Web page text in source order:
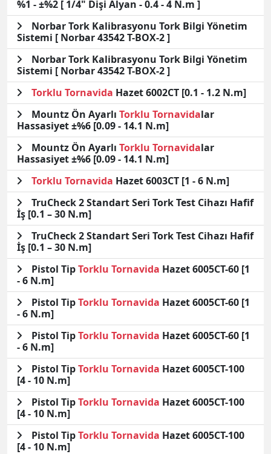
%1 - ±%2 [ 1/4" Dişi Alyan - 0.4 - 4 N.m ]
Norbar Tork Kalibrasyonu Tork Bilgi Yönetim
Sistemi [ Norbar 43542 T-BOX-2 ]
Norbar Tork Kalibrasyonu Tork Bilgi Yönetim
Sistemi [ Norbar 43542 T-BOX-2 ]
Torklu Tornavida Hazet 6002CT [0.1 - 1.2 N.m]
Mountz Ön Ayarlı Torklu Tornavidalar
Hassasiyet ±%6 [0.09 - 14.1 N.m]
Mountz Ön Ayarlı Torklu Tornavidalar
Hassasiyet ±%6 [0.09 - 14.1 N.m]
Torklu Tornavida Hazet 6003CT [1 - 6 N.m]
TruCheck 2 Standart Seri Tork Test Cihazı Hafif
İş [0.1 – 30 N.m]
TruCheck 2 Standart Seri Tork Test Cihazı Hafif
İş [0.1 – 30 N.m]
Pistol TipTorklu Tornavida Hazet 6005CT-60 [1
- 6 N.m]
Pistol TipTorklu Tornavida Hazet 6005CT-60 [1
- 6 N.m]
Pistol TipTorklu Tornavida Hazet 6005CT-60 [1
- 6 N.m]
Pistol TipTorklu Tornavida Hazet 6005CT-100
[4 - 10 N.m]
Pistol TipTorklu Tornavida Hazet 6005CT-100
[4 - 10 N.m]
Pistol TipTorklu Tornavida Hazet 6005CT-100
[4 - 10 N.m]